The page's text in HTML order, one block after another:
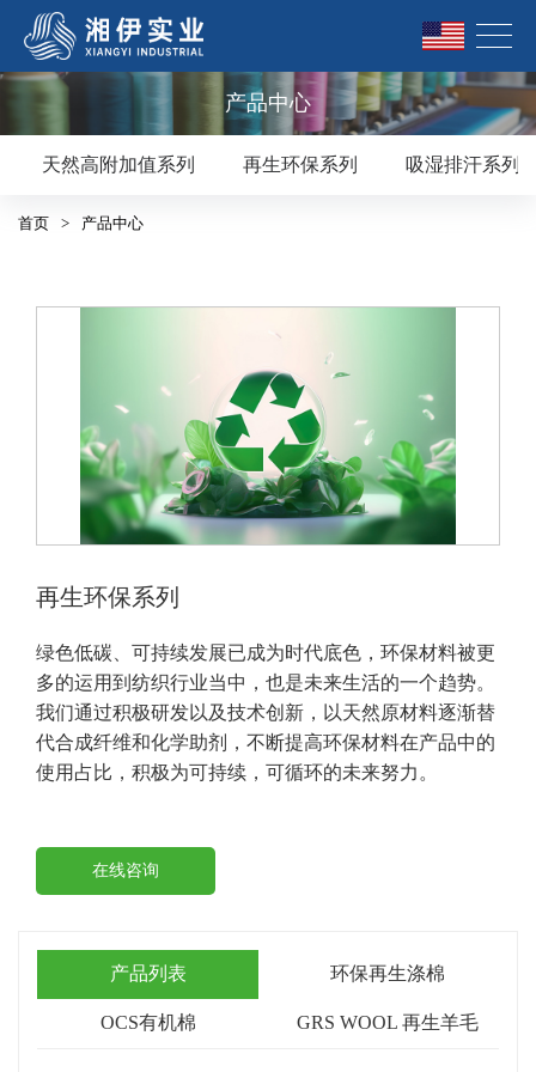
产品中心
天然高附加值系列 再生环保系列 吸湿排汗系列
首页 > 产品中心
再生环保系列
绿色低碳、可持续发展已成为时代底色，环保材料被更
多的运用到纺织行业当中，也是未来生活的一个趋势。
我们通过积极研发以及技术创新，以天然原材料逐渐替
代合成纤维和化学助剂，不断提高环保材料在产品中的
使用占比，积极为可持续，可循环的未来努力。
在线咨询
产品列表 环保再生涤棉
OCS有机棉 GRS WOOL 再生羊毛